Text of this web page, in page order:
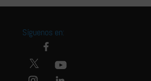
Síguenos en: